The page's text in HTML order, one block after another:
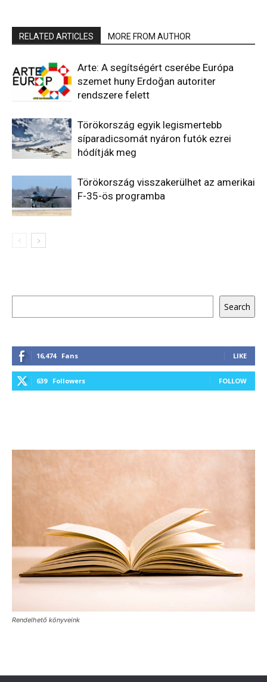
RELATED ARTICLES MORE FROM AUTHOR
Arte: A segítségért cserébe Európa
szemet huny Erdoğan autoriter
rendszere felett
Törökország egyik legismertebb
síparadicsomát nyáron futók ezrei
hódítják meg
Törökország visszakerülhet az amerikai
F-35-ös programba
Search
16,474 Fans LIKE
639 Followers FOLLOW
Rendelhető könyveink